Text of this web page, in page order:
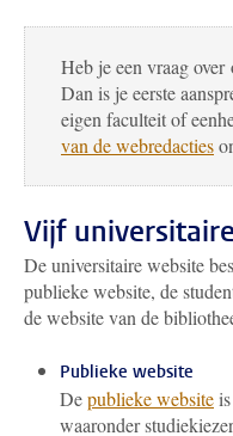
Heb je een vraag
Dan is je eerste
eigen faculteit of
van de webredacties
Vijf
De universitaire website
publieke website, de
de website van de
Publieke website
Depublieke website
waaronder